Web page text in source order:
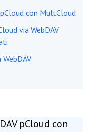
con MultCloud
via WebDAV
pCloud con